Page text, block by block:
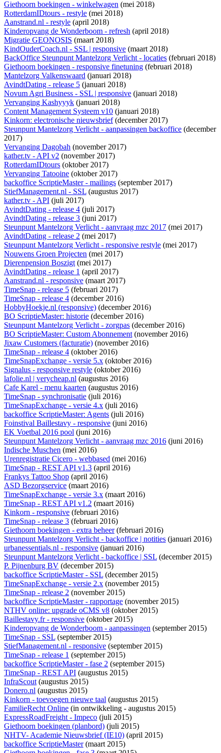
Giethoorn boekingen - winkelwagen (mei 2018)
RotterdamIDtours - restyle (mei 2018)
Aanstrand.nl - restyle (april 2018)
Kinderopvang de Wonderboom - refresh (april 2018)
Migratie GEONOSIS (maart 2018)
KindOuderCoach.nl - SSL | responsive (maart 2018)
BackOffice Steunpunt Mantelzorg Verlicht - locaties (februari 2018)
Giethoorn boekingen - responsive finetuning (februari 2018)
Mantelzorg Valkenswaard (januari 2018)
AvindtDating - release 5 (januari 2018)
Novum Agri Business - SSL | responsive (januari 2018)
Vervanging Kashyyyk (januari 2018)
Content Management Systeem v10 (januari 2018)
Kinkorn: electronische nieuwsbrief(december 2017)
Steunpunt Mantelzorg Verlicht - aanpassingen backoffice (december
2017)
Vervanging Dagobah (november 2017)
kather.tv - API v2 (november 2017)
RotterdamIDtours (oktober 2017)
Vervanging Tatooine (oktober 2017)
backoffice ScriptieMaster - mailings (september 2017)
StiefManagement.nl - SSL (augustus 2017)
kather.tv - API (juli 2017)
AvindtDating - release 4 (juli 2017)
AvindtDating - release 3 (juni 2017)
Steunpunt Mantelzorg Verlicht - aanvraag mzc 2017 (mei 2017)
AvindtDating - release 2 (mei 2017)
Steunpunt Mantelzorg Verlicht - responsive restyle (mei 2017)
Nouwens Groen Projecten (mei 2017)
Dierenpension Boszigt(mei 2017)
AvindtDating - release 1 (april 2017)
Aanstrand.nl - responsive (maart 2017)
TimeSnap - release 5 (februari 2017)
TimeSnap - release 4 (december 2016)
HobbyHoekje.nl (responsive) (december 2016)
BO ScriptieMaster: historie (december 2016)
Steunpunt Mantelzorg Verlicht - zorgpas (december 2016)
BO ScriptieMaster: Custom Abonnement(november 2016)
Jixaw Customers (facturatie) (november 2016)
TimeSnap - release 4 (oktober 2016)
TimeSnapExchange - versie 5.x (oktober 2016)
Signalus - responsive restyle (oktober 2016)
lafolie.nl | verycheap.nl (augustus 2016)
Cafe Karel - menu kaarten (augustus 2016)
TimeSnap - synchronisatie (juli 2016)
TimeSnapExchange - versie 4.x (juli 2016)
backoffice ScriptieMaster: Agents (juli 2016)
Foinstival Baillestavy - responsive (juni 2016)
EK Voetbal 2016 pool (juni 2016)
Steunpunt Mantelzorg Verlicht - aanvraag mzc 2016 (juni 2016)
Indische Muschen (mei 2016)
Urenregistratie Cicero - webbased (mei 2016)
TimeSnap - REST API v1.3 (april 2016)
Frankys Tattoo Shop (april 2016)
ASD Bezorgservice (maart 2016)
TimeSnapExchange - versie 3.x (maart 2016)
TimeSnap - REST API v1.2 (maart 2016)
Kinkorn - responsive (februari 2016)
TimeSnap - release 3 (februari 2016)
Giethoorn boekingen - extra beheer(februari 2016)
Steunpunt Mantelzorg Verlicht - backoffice | notities (januari 2016)
urbanessentials.nl - responsive (januari 2016)
Steunpunt Mantelzorg Verlicht - backoffice | SSL (december 2015)
P. Pijnenburg BV (december 2015)
backoffice ScriptieMaster - SSL (december 2015)
TimeSnapExchange - versie 2.x (november 2015)
TimeSnap - release 2 (november 2015)
backoffice ScriptieMaster - rapportage (november 2015)
NTHV online: upgrade oCMS v8 (oktober 2015)
Baillestavy.fr - responsive (oktober 2015)
Kinderopvang de Wonderboom - aanpassingen (september 2015)
TimeSnap - SSL (september 2015)
StiefManagement.nl - responsive (september 2015)
TimeSnap - release 1 (september 2015)
backoffice ScriptieMaster - fase 2 (september 2015)
TimeSnap - REST API (augustus 2015)
InfraScout(augustus 2015)
Donero.nl (augustus 2015)
Kinkorn - toevoegen nieuwe taal (augustus 2015)
FamilieRecht Online (in ontwikkeling - augustus 2015)
ExpressRoadFreight - Impeco (juli 2015)
Giethoorn boekingen (planbord) (juli 2015)
NHTV- Academie Nieuwsbrief (IE10) (april 2015)
backoffice ScriptieMaster(maart 2015)